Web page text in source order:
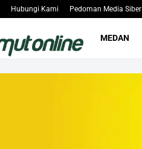
Hubungi Kami Pedoman Media Siber
MEDAN